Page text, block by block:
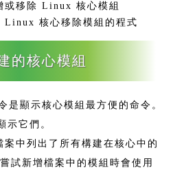
移除 Linux 核心模組
核心移除模組的程式
的核心模組
是顯示核心模組最方便的命令。
示它們。
案中列出了所有構建在核心中的
試新增檔案中的模組時會使用